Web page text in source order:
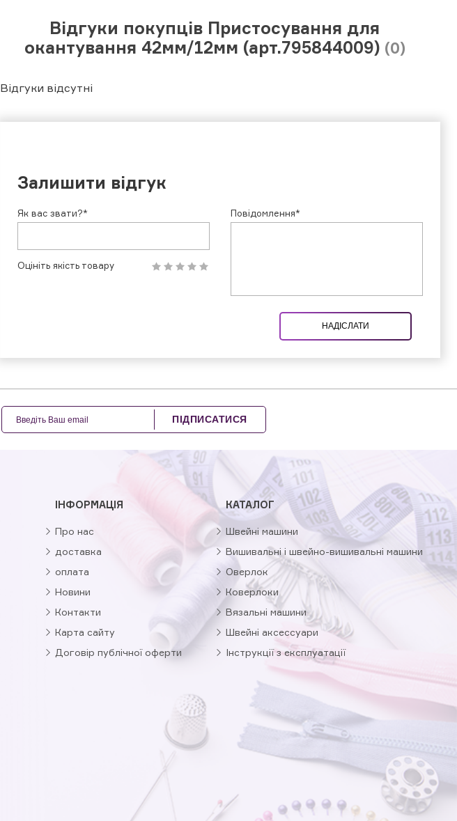
Відгуки покупців Пристосування для
окантування 42мм/12мм (арт.795844009) (0)
Відгуки відсутні
Залишити відгук
Повідомлення*
Як вас звати?*
Оцініть якість товару
НАДІСЛАТИ
ПІДПИСАТИСЯ
ІНФОРМАЦІЯ
Про нас
доставка
оплата
Новини
Контакти
Карта сайту
Договір публічної оферти
КАТАЛОГ
Швейні машини
Вишивальні і швейно-вишивальні машини
Оверлок
Коверлоки
Вязальні машини
Швейні аксессуари
Інструкції з експлуатації